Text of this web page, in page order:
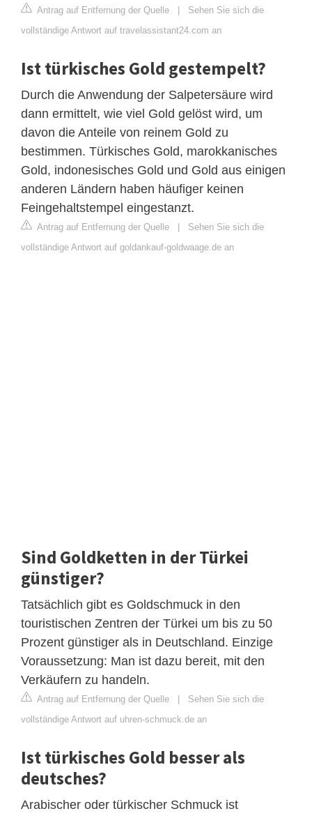
Antrag auf Entfernung der Quelle
Sehen Sie sich die
vollständige Antwort auf travelassistant24.com an
Ist türkisches Gold gestempelt?
Durch die Anwendung der Salpetersäure wird
dann ermittelt, wie viel Gold gelöst wird, um
davon die Anteile von reinem Gold zu
bestimmen. Türkisches Gold, marokkanisches
Gold, indonesisches Gold und Gold aus einigen
anderen Ländern haben häufiger keinen
Feingehaltstempel eingestanzt.
Antrag auf Entfernung der Quelle
Sehen Sie sich die
vollständige Antwort auf goldankauf-goldwaage.de an
Sind Goldketten in der Türkei
günstiger?
Tatsächlich gibt es Goldschmuck in den
touristischen Zentren der Türkei um bis zu 50
Prozent günstiger als in Deutschland. Einzige
Voraussetzung: Man ist dazu bereit, mit den
Verkäufern zu handeln.
Antrag auf Entfernung der Quelle
Sehen Sie sich die
vollständige Antwort auf uhren-schmuck.de an
Ist türkisches Gold besser als
deutsches?
Arabischer oder türkischer Schmuck ist